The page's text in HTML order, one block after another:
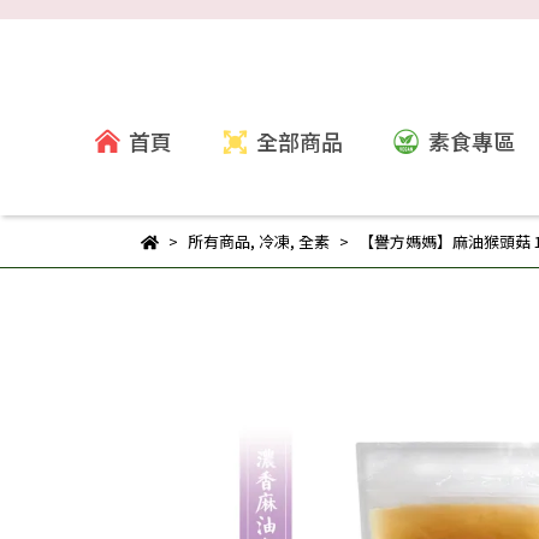
首頁 全部商品 素食專區
所有商品, 冷凍, 全素 【譽方媽媽】麻油猴頭菇